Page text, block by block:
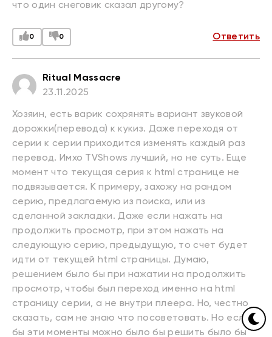
что один снеговик сказал другому?
0 0 Ответить
Ritual Massacre
23.11.2025
Хозяин, есть варик сохрянять вариант звуковой
дорожки(перевода) к кукиз. Даже переходя от
серии к серии приходится изменять каждый раз
перевод. Имхо TVShows лучший, но не суть. Еще
момент что текущая серия к html странице не
подвязывается. К примеру, захожу на рандом
серию, предлагаемую из поиска, или из
сделанной закладки. Даже если нажать на
продолжить просмотр, при этом нажать на
следующую серию, предыдущую, то счет будет
идти от текущей html страницы. Думаю,
решением было бы при нажатии на продолжить
просмотр, чтобы был переход именно на html
страницу серии, а не внутри плеера. Но, честно
сказать, сам не знаю что посоветовать. Но если
бы эти моменты можно было бы решить было бы